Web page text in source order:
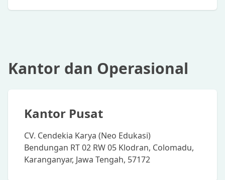
Kantor dan Operasional
Kantor Pusat
CV. Cendekia Karya (Neo Edukasi)
Bendungan RT 02 RW 05 Klodran, Colomadu,
Karanganyar, Jawa Tengah, 57172